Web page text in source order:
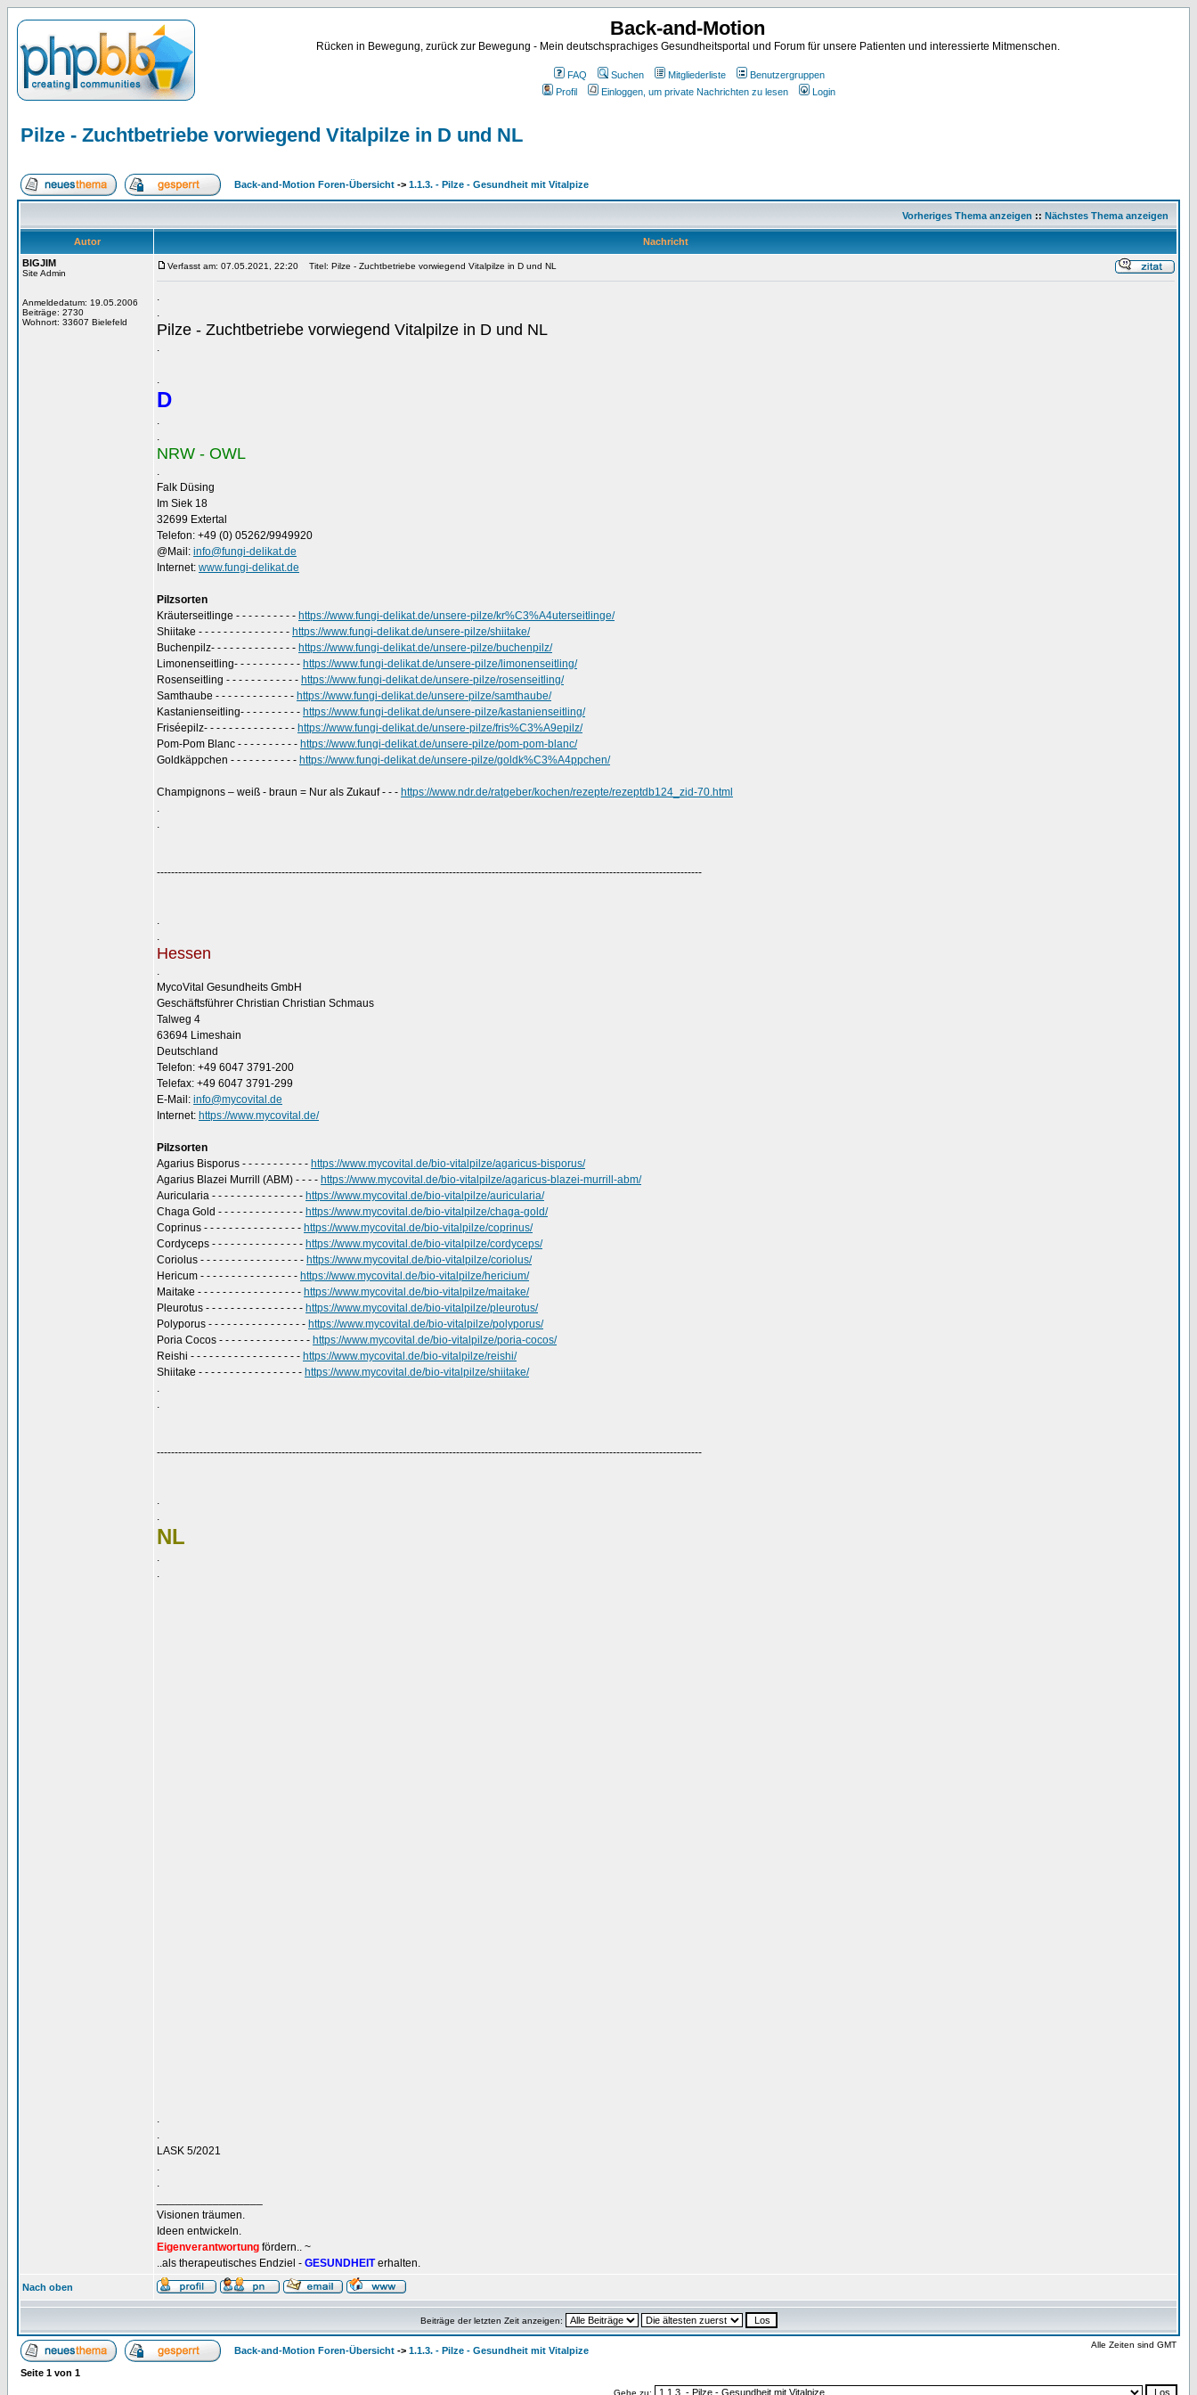
Back-and-Motion
Rücken in Bewegung, zurück zur Bewegung - Mein deutschsprachiges Gesundheitsportal und Forum für unsere Patienten und interessierte Mitmenschen.
FAQ Suchen Mitgliederliste
Benutzergruppen
Profil
Einloggen, um private Nachrichten zu lesen Login
Pilze - Zuchtbetriebe vorwiegend Vitalpilze in D und NL
Back-and-Motion Foren-Übersicht -> 1.1.3. - Pilze - Gesundheit mit Vitalpize
Vorheriges Thema anzeigen :: Nächstes Thema anzeigen
Autor
Nachricht
BIGJIM
Site Admin
Anmeldedatum: 19.05.2006
Beiträge: 2730
Wohnort: 33607 Bielefeld
Verfasst am: 07.05.2021, 22:20 Titel: Pilze - Zuchtbetriebe vorwiegend Vitalpilze in D und NL
.
.
Pilze - Zuchtbetriebe vorwiegend Vitalpilze in D und NL
.
.
D
.
.
NRW - OWL
.
Falk Düsing
Im Siek 18
32699 Extertal
Telefon: +49 (0) 05262/9949920
@Mail: info@fungi-delikat.de
Internet: www.fungi-delikat.de
Pilzsorten
Kräuterseitlinge - - - - - - - - - - https://www.fungi-delikat.de/unsere-pilze/kr%C3%A4uterseitlinge/
Shiitake - - - - - - - - - - - - - - - https://www.fungi-delikat.de/unsere-pilze/shiitake/
Buchenpilz- - - - - - - - - - - - - - https://www.fungi-delikat.de/unsere-pilze/buchenpilz/
Limonenseitling- - - - - - - - - - - https://www.fungi-delikat.de/unsere-pilze/limonenseitling/
Rosenseitling - - - - - - - - - - - - https://www.fungi-delikat.de/unsere-pilze/rosenseitling/
Samthaube - - - - - - - - - - - - - https://www.fungi-delikat.de/unsere-pilze/samthaube/
Kastanienseitling- - - - - - - - - - https://www.fungi-delikat.de/unsere-pilze/kastanienseitling/
Friséepilz- - - - - - - - - - - - - - - https://www.fungi-delikat.de/unsere-pilze/fris%C3%A9epilz/
Pom-Pom Blanc - - - - - - - - - - https://www.fungi-delikat.de/unsere-pilze/pom-pom-blanc/
Goldkäppchen - - - - - - - - - - - https://www.fungi-delikat.de/unsere-pilze/goldk%C3%A4ppchen/
Champignons – weiß - braun = Nur als Zukauf - - - https://www.ndr.de/ratgeber/kochen/rezepte/rezeptdb124_zid-70.html
.
.
---------------------------------------------------------------------------------------------------------------------------------------------------------
.
.
Hessen
.
MycoVital Gesundheits GmbH
Geschäftsführer Christian Christian Schmaus
Talweg 4
63694 Limeshain
Deutschland
Telefon: +49 6047 3791-200
Telefax: +49 6047 3791-299
E-Mail: info@mycovital.de
Internet: https://www.mycovital.de/
Pilzsorten
Agarius Bisporus - - - - - - - - - - - https://www.mycovital.de/bio-vitalpilze/agaricus-bisporus/
Agarius Blazei Murrill (ABM) - - - - https://www.mycovital.de/bio-vitalpilze/agaricus-blazei-murrill-abm/
Auricularia - - - - - - - - - - - - - - - https://www.mycovital.de/bio-vitalpilze/auricularia/
Chaga Gold - - - - - - - - - - - - - - https://www.mycovital.de/bio-vitalpilze/chaga-gold/
Coprinus - - - - - - - - - - - - - - - - https://www.mycovital.de/bio-vitalpilze/coprinus/
Cordyceps - - - - - - - - - - - - - - - https://www.mycovital.de/bio-vitalpilze/cordyceps/
Coriolus - - - - - - - - - - - - - - - - - https://www.mycovital.de/bio-vitalpilze/coriolus/
Hericum - - - - - - - - - - - - - - - - https://www.mycovital.de/bio-vitalpilze/hericium/
Maitake - - - - - - - - - - - - - - - - - https://www.mycovital.de/bio-vitalpilze/maitake/
Pleurotus - - - - - - - - - - - - - - - - https://www.mycovital.de/bio-vitalpilze/pleurotus/
Polyporus - - - - - - - - - - - - - - - - https://www.mycovital.de/bio-vitalpilze/polyporus/
Poria Cocos - - - - - - - - - - - - - - - https://www.mycovital.de/bio-vitalpilze/poria-cocos/
Reishi - - - - - - - - - - - - - - - - - - https://www.mycovital.de/bio-vitalpilze/reishi/
Shiitake - - - - - - - - - - - - - - - - - https://www.mycovital.de/bio-vitalpilze/shiitake/
.
.
---------------------------------------------------------------------------------------------------------------------------------------------------------
.
.
NL
.
.
.
.
LASK 5/2021
.
.
Visionen träumen.
Ideen entwickeln.
Eigenverantwortung fördern.. ~
..als therapeutisches Endziel - GESUNDHEITerhalten.
Nach oben
Beiträge der letzten Zeit anzeigen:
Back-and-Motion Foren-Übersicht -> 1.1.3. - Pilze - Gesundheit mit Vitalpize
Alle Zeiten sind GMT
Seite 1 von 1
Gehe zu: